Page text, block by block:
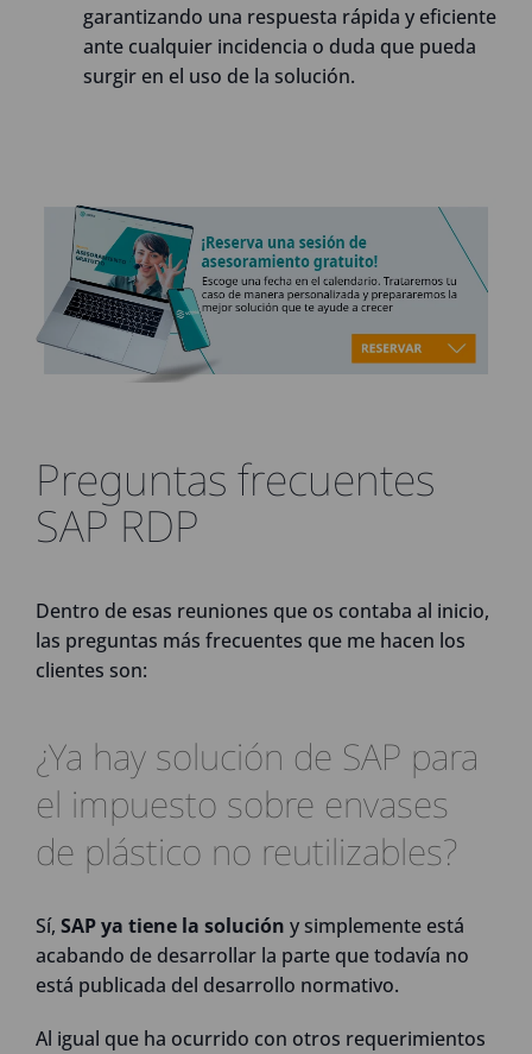
garantizando una respuesta rápida y eficiente
ante cualquier incidencia o duda que pueda
surgir en el uso de la solución.
Preguntas frecuentes
SAP RDP
Dentro de esas reuniones que os contaba al inicio,
las preguntas más frecuentes que me hacen los
clientes son:
¿Ya hay solución de SAP para
el impuesto sobre envases
de plástico no reutilizables?
Sí, SAP ya tiene la solución y simplemente está
acabando de desarrollar la parte que todavía no
está publicada del desarrollo normativo.
Al igual que ha ocurrido con otros requerimientos